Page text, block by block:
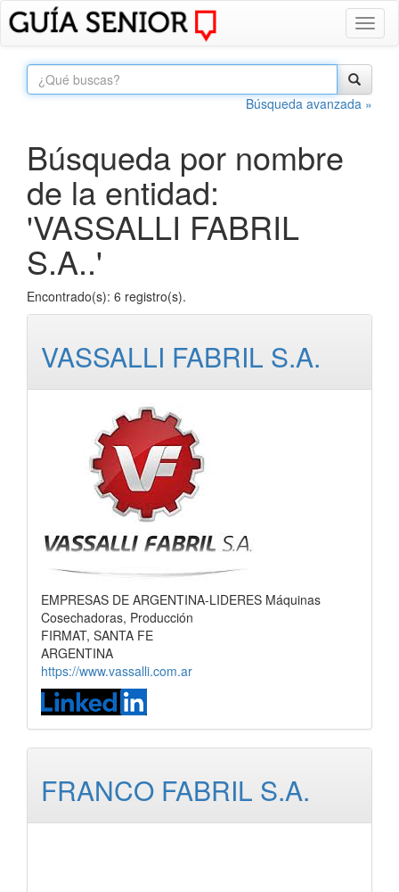
Búsqueda avanzada »
Búsqueda por nombre
de la entidad:
'VASSALLI FABRIL
S.A..'
Encontrado(s): 6 registro(s).
VASSALLI FABRIL S.A.
EMPRESAS DE ARGENTINA-LIDERES Máquinas
Cosechadoras, Producción
FIRMAT, SANTA FE
ARGENTINA
https://www.vassalli.com.ar
FRANCO FABRIL S.A.